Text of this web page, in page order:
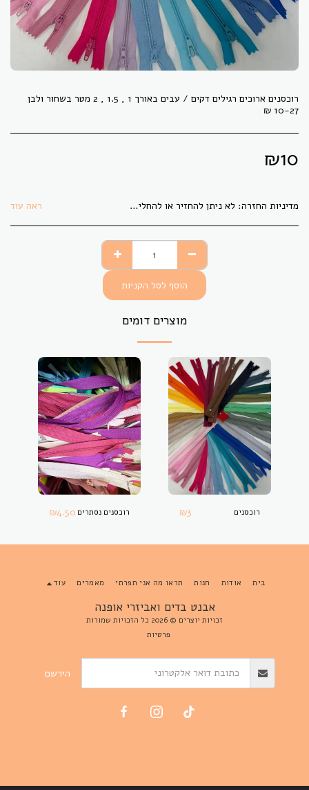
10-27 ₪
₪10
מדיניות החזרה: לא ניתן להחזיר או להחליף בדים אשר גוזרו לפי הזמנת הלקוח. בתקופת משבר הקורונה לא ניתן להחזיר או להחליף פריט כלשהו. ראה עוד
הוסף לסל הקניות
מוצרים דומים
רוכסנים ₪3 רוכסנים נסתרים ₪4.50
אבנט בדים ואביזרי אופנה
זכויות יוצרים © 2026 כל הזכויות שמורות
פרטיות
בית אודות חנות תראו מה אני תפרתי מאמרים עוד
הירשם